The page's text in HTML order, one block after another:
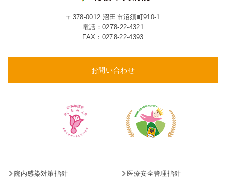
〒378-0012 沼田市沼須町910-1
電話： 0278-22-4321
FAX：0278-22-4393
お問い合わせ
院内感染対策指針 医療安全管理指針